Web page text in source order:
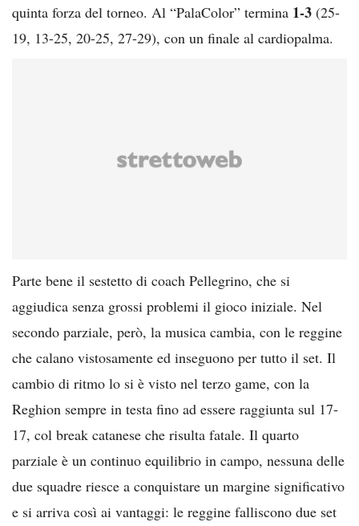
quinta forza del torneo. Al “PalaColor” termina 1-3 (25-
19, 13-25, 20-25, 27-29), con un finale al cardiopalma.
Parte bene il sestetto di coach Pellegrino, che si
aggiudica senza grossi problemi il gioco iniziale. Nel
secondo parziale, però, la musica cambia, con le reggine
che calano vistosamente ed inseguono per tutto il set. Il
cambio di ritmo lo si è visto nel terzo game, con la
Reghion sempre in testa fino ad essere raggiunta sul 17-
17, col break catanese che risulta fatale. Il quarto
parziale è un continuo equilibrio in campo, nessuna delle
due squadre riesce a conquistare un margine significativo
e si arriva così ai vantaggi: le reggine falliscono due set